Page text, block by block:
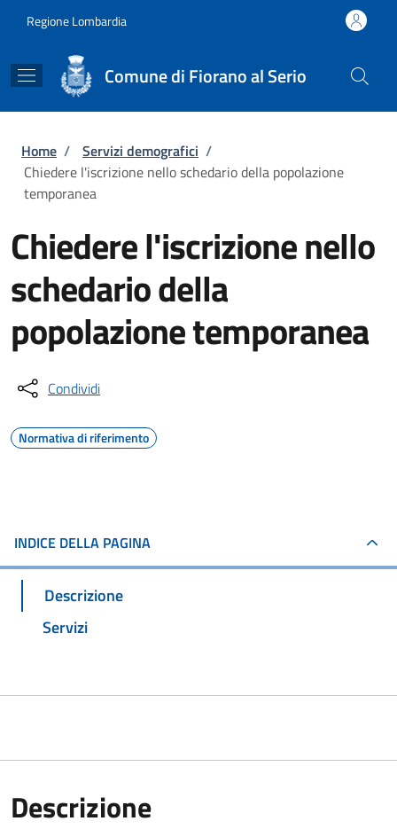
Regione Lombardia
Comune di Fiorano al Serio
Briciole di pane
Home / Servizi demografici /
Chiedere l'iscrizione nello schedario della popolazione
temporanea
Chiedere l'iscrizione nello
schedario della
popolazione temporanea
Condividi
Normativa di riferimento
INDICE DELLA PAGINA
Descrizione
Servizi
Descrizione